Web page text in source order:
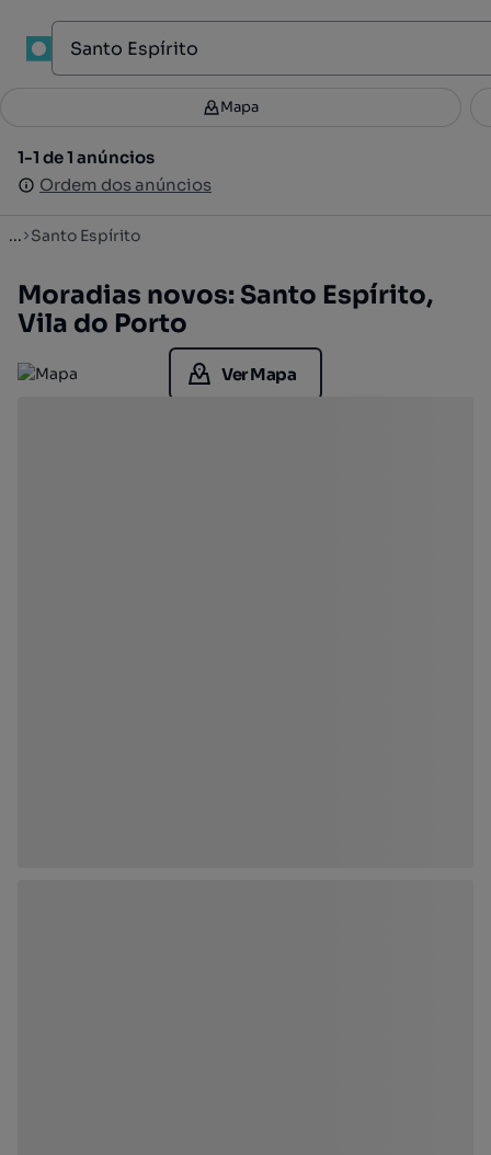
Filtros 3
1-1 de 1 anúncios
Ordem dos anúncios
Mapa
1-1 de 1 anúncios
Ordem dos anúncios
... Santo Espírito
Moradias novos: Santo Espírito,
Vila do Porto
Ver Mapa